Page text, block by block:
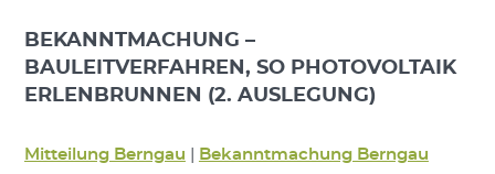
BEKANNTMACHUNG –
BAULEITVERFAHREN, SO PHOTOVOLTAIK
ERLENBRUNNEN (2. AUSLEGUNG)
Mitteilung Berngau Bekanntmachung Berngau